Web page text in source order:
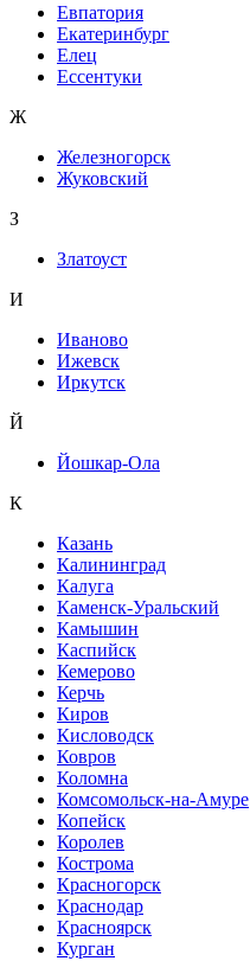
Евпатория
Екатеринбург
Елец
Ессентуки
Ж
Железногорск
Жуковский
З
Златоуст
И
Иваново
Ижевск
Иркутск
Й
Йошкар-Ола
К
Казань
Калининград
Калуга
Каменск-Уральский
Камышин
Каспийск
Кемерово
Керчь
Киров
Кисловодск
Ковров
Коломна
Комсомольск-на-Амуре
Копейск
Королев
Кострома
Красногорск
Краснодар
Красноярск
Курган